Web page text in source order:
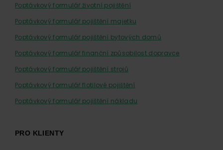
Poptávkový formulář životní pojištění
Poptávkový formulář pojištění majetku
Poptávkový formulář pojištění bytových domů
Poptávkový formulář finanční způsobilost dopravce
Poptávkový formulář pojištění strojů
Poptávkový formulář flotilové pojištění
Poptávkový formulář pojištění nákladu
PRO KLIENTY